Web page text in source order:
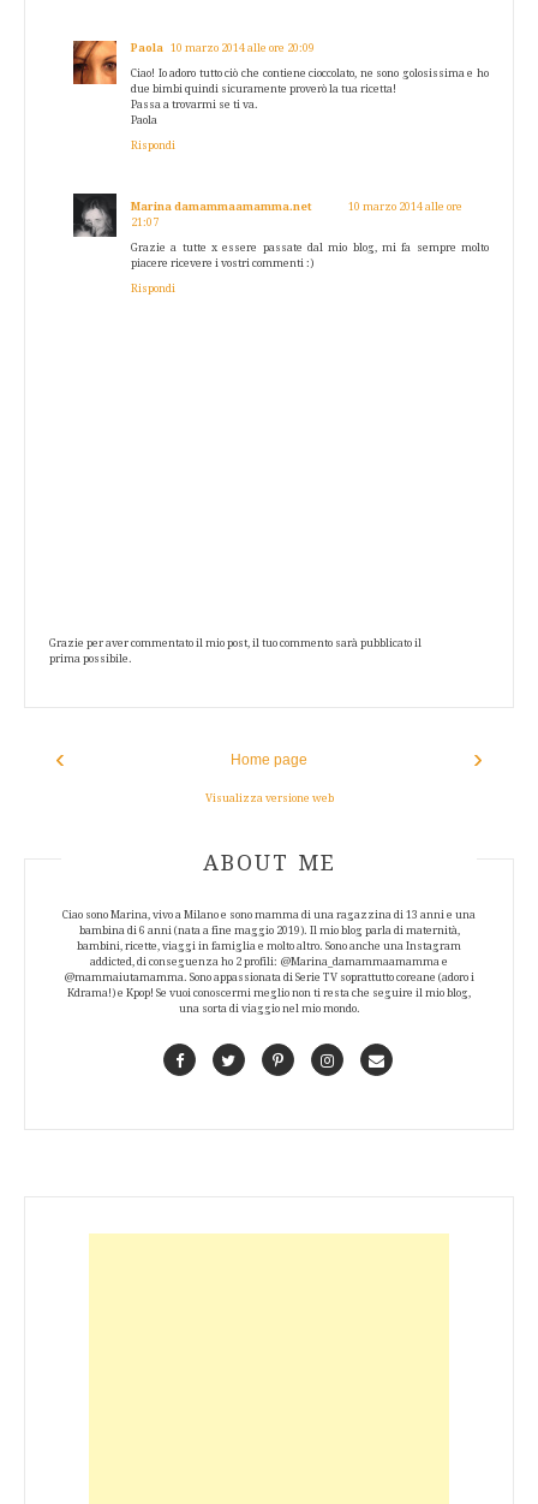
Paola 10 marzo 2014 alle ore 20:09
Ciao! Io adoro tutto ciò che contiene cioccolato, ne sono golosissima e ho
due bimbi quindi sicuramente proverò la tua ricetta!
Passa a trovarmi se ti va.
Paola
Rispondi
Marina damammaamamma.net
10 marzo 2014 alle ore
21:07
Grazie a tutte x essere passate dal mio blog, mi fa sempre molto
piacere ricevere i vostri commenti :)
Rispondi
Grazie per aver commentato il mio post, il tuo commento sarà pubblicato il
prima possibile.
‹ ›
Home page
Visualizza versione web
ABOUT AUTHOR
ABOUT ME
Ciao sono Marina, vivo a Milano e sono mamma di una ragazzina di 13 anni e una
bambina di 6 anni (nata a fine maggio 2019). Il mio blog parla di maternità,
bambini, ricette, viaggi in famiglia e molto altro. Sono anche una Instagram
addicted, di conseguenza ho 2 profili: @Marina_damammaamamma e
@mammaiutamamma. Sono appassionata di Serie TV soprattutto coreane (adoro i
Kdrama!) e Kpop! Se vuoi conoscermi meglio non ti resta che seguire il mio blog,
una sorta di viaggio nel mio mondo.
FacebookTwitterPinterestInstagramContact